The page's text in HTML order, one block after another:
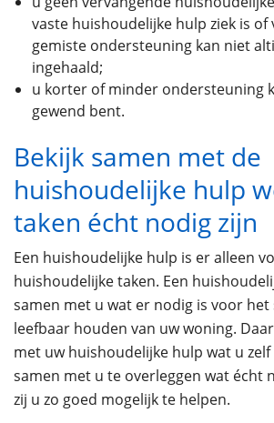
vaste huishoudelijke hulp ziek is of
gemiste ondersteuning kan niet
ingehaald;
u korter of minder ondersteuning
gewend bent.
Bekijk samen met de
huishoudelijke hulp
taken écht nodig zijn
Een huishoudelijke hulp is er alleen
huishoudelijke taken. Een
samen met u wat er nodig is voor het
leefbaar houden van uw woning.
met uw huishoudelijke hulp wat u
samen met u te overleggen wat écht
zij u zo goed mogelijk te helpen.